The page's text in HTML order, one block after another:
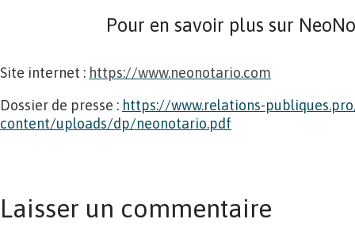
Pour en savoir plus sur
Site internet : https://www.neonotario.com
Dossier de presse : https://www.relations-
content/uploads/dp/neonotario.pdf
Laisser un commentaire